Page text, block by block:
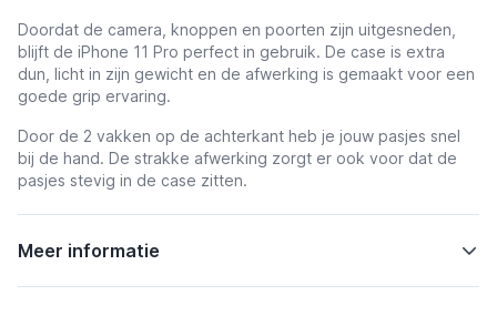
Doordat de camera, knoppen en poorten zijn uitgesneden,
blijft de iPhone 11 Pro perfect in gebruik. De case is extra
dun, licht in zijn gewicht en de afwerking is gemaakt voor een
goede grip ervaring.
Door de 2 vakken op de achterkant heb je jouw pasjes snel
bij de hand. De strakke afwerking zorgt er ook voor dat de
pasjes stevig in de case zitten.
Meer informatie